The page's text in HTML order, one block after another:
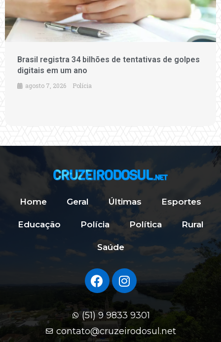
Brasil registra 34 bilhões de tentativas de golpes
digitais em um ano
agosto 7, 2026 Polícia
Home Geral Últimas Esportes
Educação Polícia Política Rural
Saúde
(51) 9 9833 9301
contato@cruzeirodosul.net